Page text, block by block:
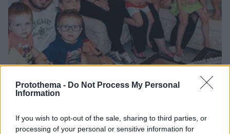
Protothema - Do Not Process My Personal
Information
If you wish to opt-out of the sale, sharing to third parties, or
processing of your personal or sensitive information for
07.08.2026, 15:59